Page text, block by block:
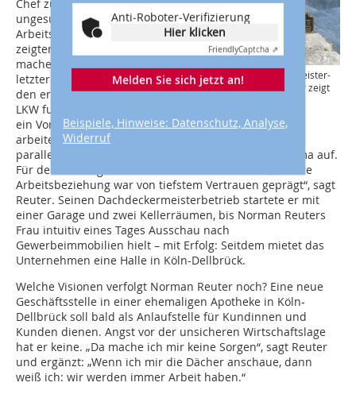
Das Logo des Dachdeckermeister-
Fachbetriebs Norman Reuter zeigt
Dachdeckermeister
Chef zu sein. Zahlreiche
ungesunde
Arbeitsbeziehungen
zeigten ihm, wie er es nicht
machen würde. Sein
letzter Chef wiederum, für
den er sieben Jahre lang
LKW fuhr, ist ihm bis heute
ein Vorbild. Drei Jahre lang
arbeitete Reuter dort
parallel in Festanstellung und baute seine eigene Firma auf.
Für den damaligen Chef war das kein Problem. „Unsere
Arbeitsbeziehung war von tiefstem Vertrauen geprägt“, sagt
Reuter. Seinen Dachdeckermeisterbetrieb startete er mit
einer Garage und zwei Kellerräumen, bis Norman Reuters
Frau intuitiv eines Tages Ausschau nach
Gewerbeimmobilien hielt – mit Erfolg: Seitdem mietet das
Unternehmen eine Halle in Köln-Dellbrück.
Welche Visionen verfolgt Norman Reuter noch? Eine neue
Geschäftsstelle in einer ehemaligen Apotheke in Köln-
Dellbrück soll bald als Anlaufstelle für Kundinnen und
Kunden dienen. Angst vor der unsicheren Wirtschaftslage
hat er keine. „Da mache ich mir keine Sorgen“, sagt Reuter
und ergänzt: „Wenn ich mir die Dächer anschaue, dann
weiß ich: wir werden immer Arbeit haben.“
Anti-Roboter-Verifizierung
Hier klicken
FriendlyCaptcha ⇗
Melden Sie sich jetzt an!
Beispiele, Hinweise: Datenschutz, Analyse,
Widerruf